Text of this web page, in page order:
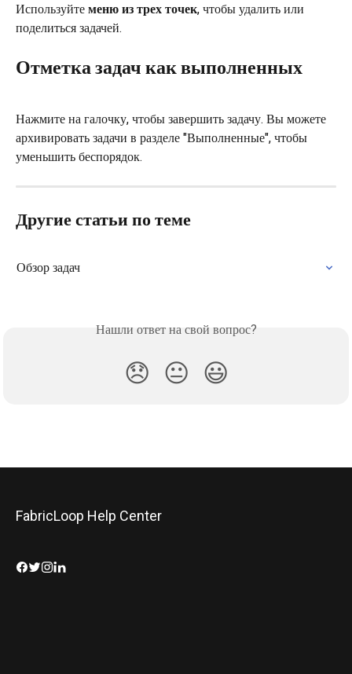
Используйте меню из трех точек, чтобы удалить или
поделиться задачей.
Отметка задач как выполненных
Нажмите на галочку, чтобы завершить задачу. Вы можете
архивировать задачи в разделе "Выполненные", чтобы
уменьшить беспорядок.
Другие статьи по теме
Обзор задач
Нашли ответ на свой вопрос?
😞 😐 😃
FabricLoop Help Center